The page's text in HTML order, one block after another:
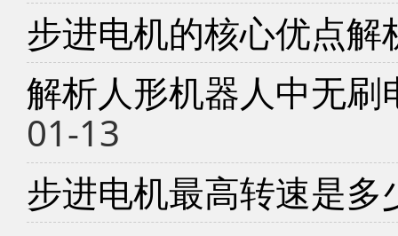
步进电机的核心优点解
解析人形机器人中无
01-13
步进电机最高转速是多